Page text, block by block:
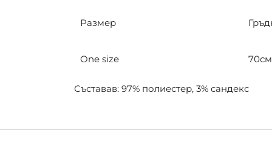
Размер
One size
Съставав: 97% полиестер, 3% сандекс